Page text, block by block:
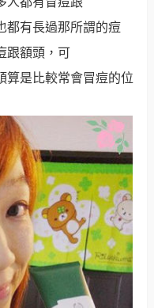
都有長過那所謂的痘
跟額頭，可
算是比較常會冒痘的位